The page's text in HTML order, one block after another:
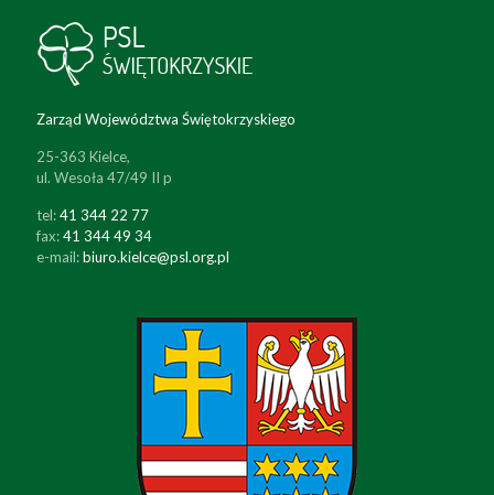
Zarząd Województwa Świętokrzyskiego
25-363 Kielce,
ul. Wesoła 47/49 II p
tel:41 344 22 77
fax:41 344 49 34
e-mail:biuro.kielce@psl.org.pl